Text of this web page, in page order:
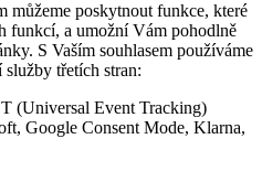
můžeme poskytnout funkce, které
funkcí, a umožní Vám pohodlně
S Vaším souhlasem používáme
třetích stran:
(Universal Event Tracking)
Google Consent Mode, Klarna,